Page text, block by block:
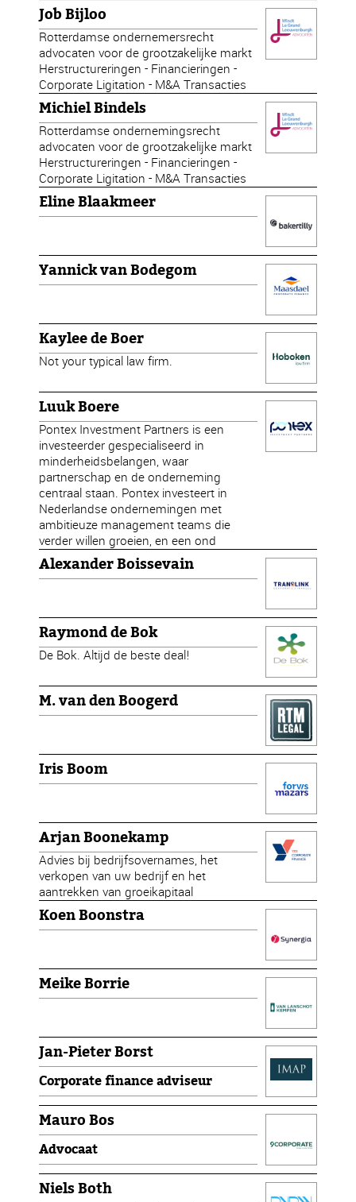
Job Bijloo
Rotterdamse ondernemersrecht
advocaten voor de grootzakelijke markt
Herstructureringen - Financieringen -
Corporate Ligitation - M&A Transacties
Michiel Bindels
Rotterdamse ondernemingsrecht
advocaten voor de grootzakelijke markt
Herstructureringen - Financieringen -
Corporate Ligitation - M&A Transacties
Eline Blaakmeer
Yannick van Bodegom
Kaylee de Boer
Not your typical law firm.
Luuk Boere
Pontex Investment Partners is een
investeerder gespecialiseerd in
minderheidsbelangen, waar
partnerschap en de onderneming
centraal staan. Pontex investeert in
Nederlandse ondernemingen met
ambitieuze management teams die
verder willen groeien, en een ond
Alexander Boissevain
Raymond de Bok
De Bok. Altijd de beste deal!
M. van den Boogerd
Iris Boom
Arjan Boonekamp
Advies bij bedrijfsovernames, het
verkopen van uw bedrijf en het
aantrekken van groeikapitaal
Koen Boonstra
Meike Borrie
Jan-Pieter Borst
Corporate finance adviseur
Mauro Bos
Advocaat
Niels Both